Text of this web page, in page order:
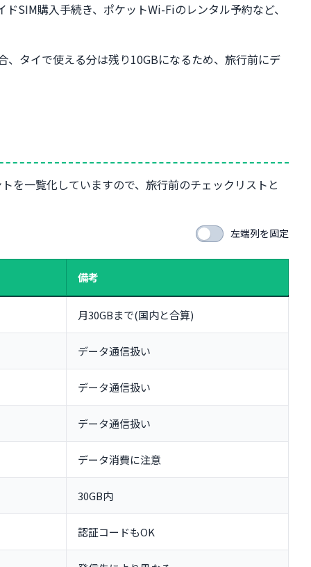
SIM購入手続き、ポケットWi-Fiのレンタル予約など、
タイで使える分は残り10GBになるため、旅行前にデ
を一覧化していますので、旅行前のチェックリストと
左端列を固定
備考
月30GBまで(国内と合算)
データ通信扱い
データ通信扱い
データ通信扱い
データ消費に注意
30GB内
認証コードもOK